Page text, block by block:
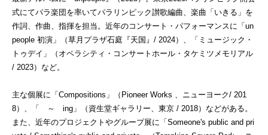
式にてパラ楽団を率いてパラリンピック讃歌編曲、楽曲「いきる」を
作詞、作曲、指揮を担当。近年のコンサート・パフォーマンスに「un
people 初演」（草月プラザ石庭『天国』/ 2024）、「ミュージック・
トゥデイ」（オペラシティ・コンサートホール・タケミツメモリアル
/ 2023）など。
主な個展に「Compositions」（Pioneer Works 、ニューヨーク/ 201
8）、「 ～ ing」（資生堂ギャラリー、東京 / 2018）などがある。
また、近年のプロジェクトやグループ展に「Someone's public and pri